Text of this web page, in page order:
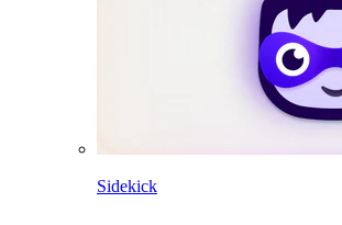
Sidekick